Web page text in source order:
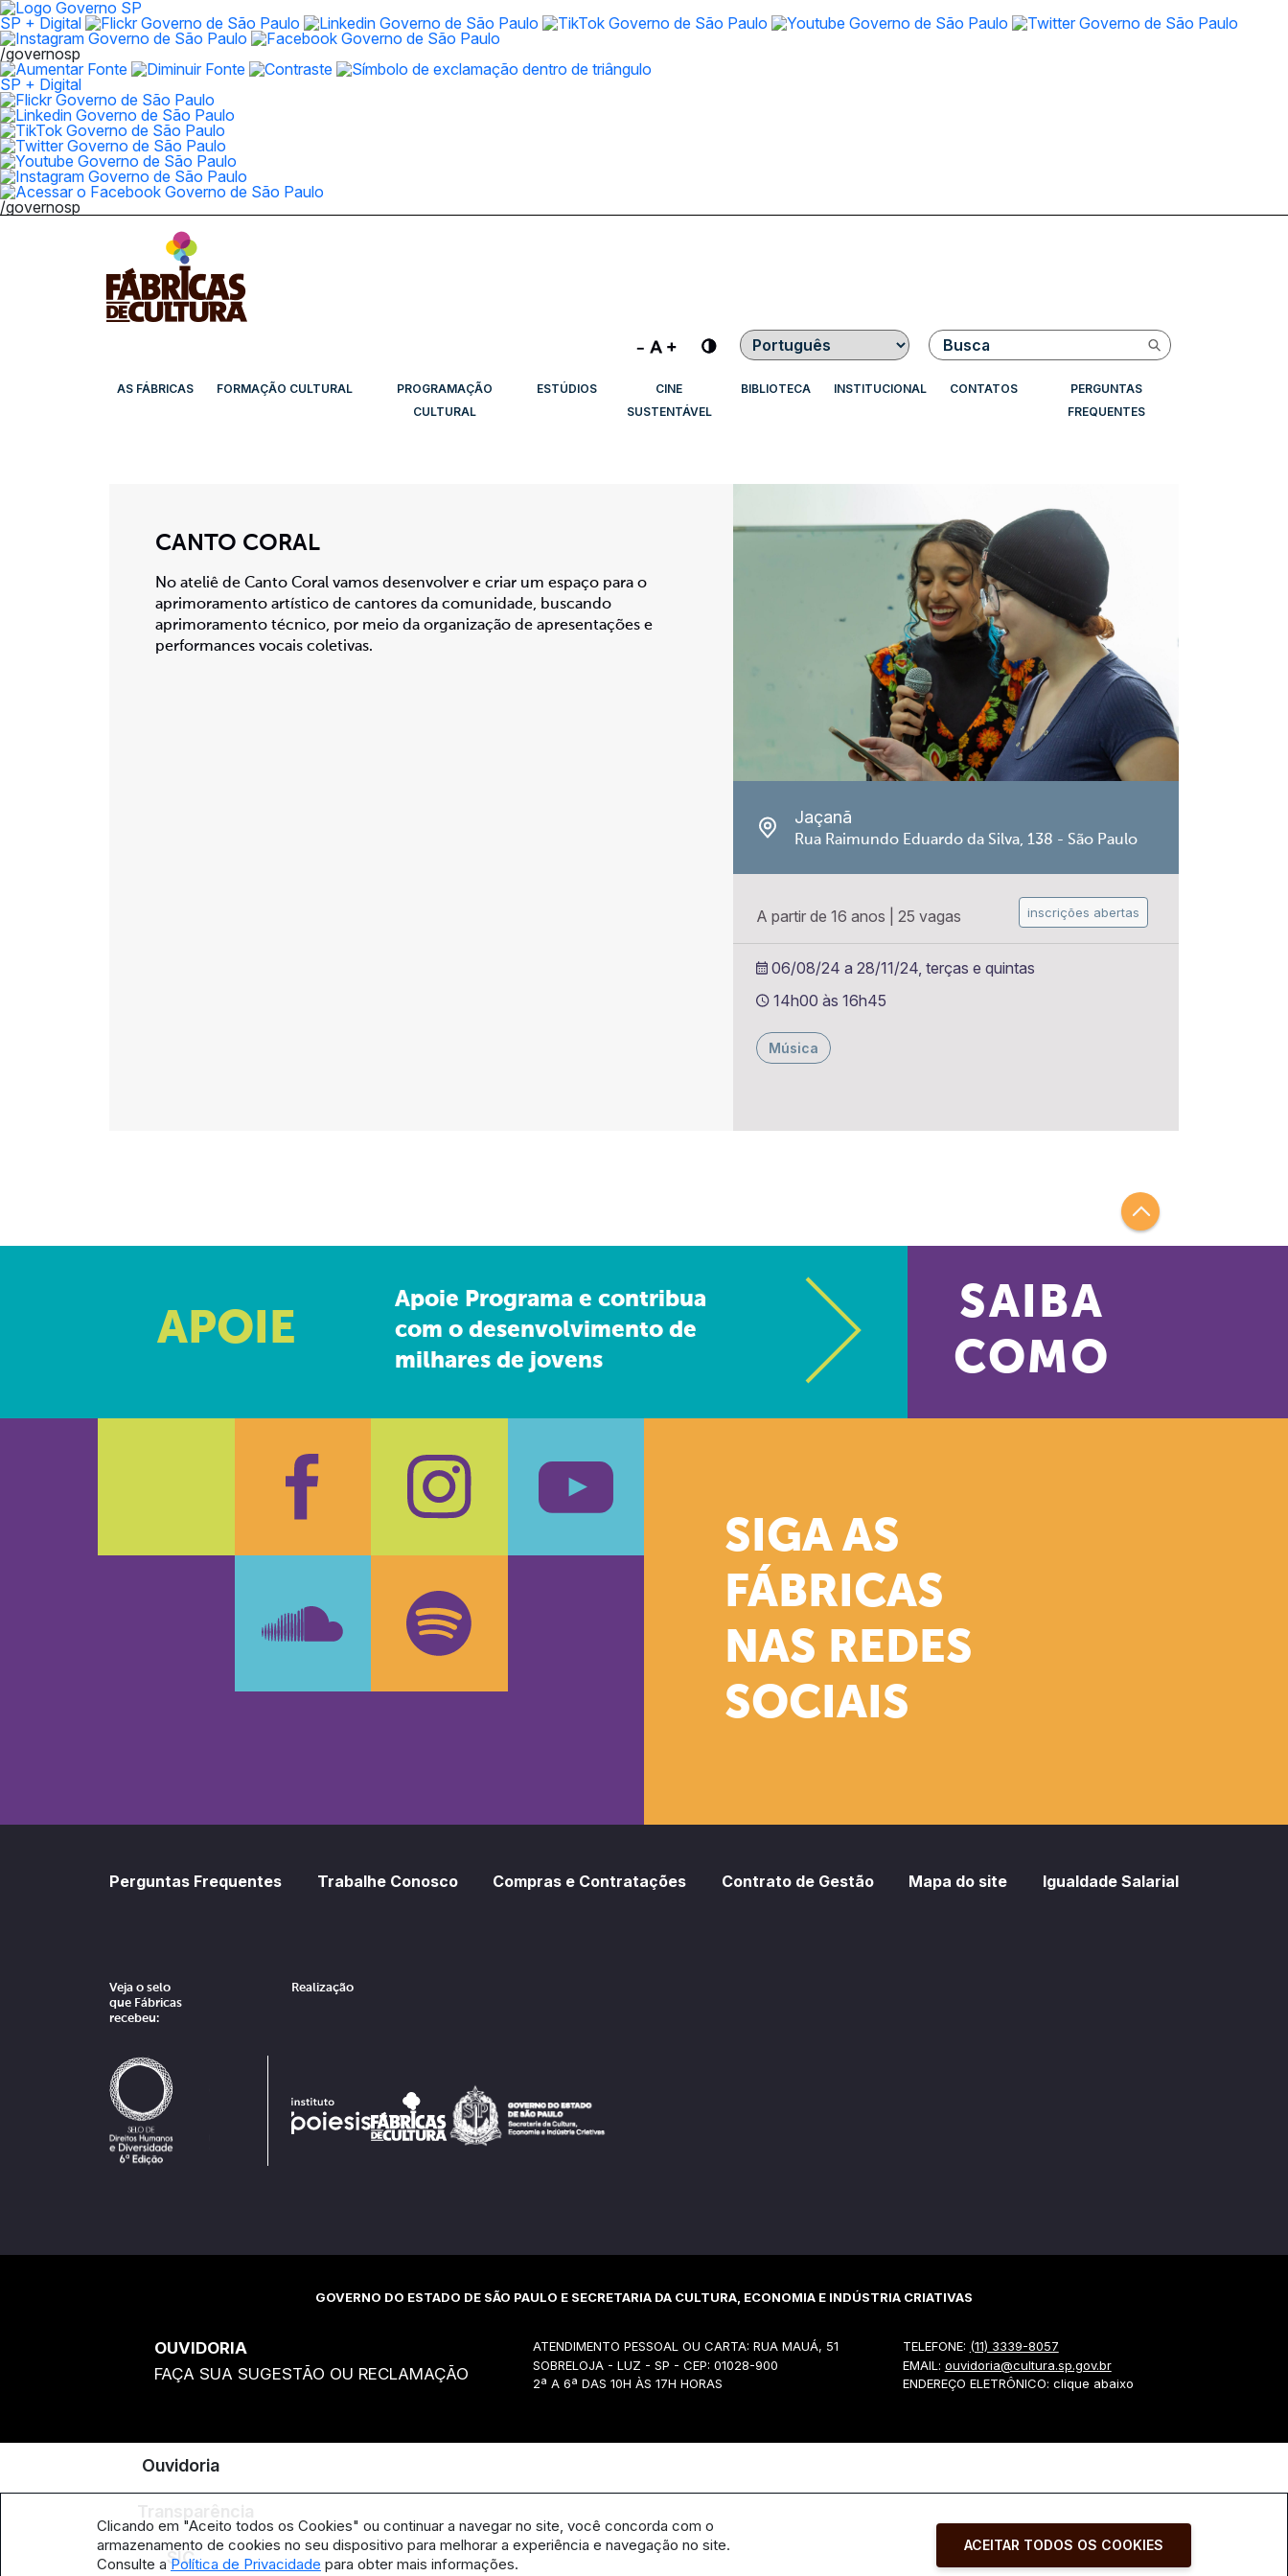
SP + Digital
/governosp
SP + Digital
/governosp
Contraste Buscar
AS FÁBRICAS FORMAÇÃO CULTURAL
PROGRAMAÇÃO
CULTURAL
ESTÚDIOS
CINE
SUSTENTÁVEL
BIBLIOTECA INSTITUCIONAL CONTATOS
PERGUNTAS
FREQUENTES
CANTO CORAL
No ateliê de Canto Coral vamos desenvolver e criar um espaço para o
aprimoramento artístico de cantores da comunidade, buscando
aprimoramento técnico, por meio da organização de apresentações e
performances vocais coletivas.
Jaçanã
Rua Raimundo Eduardo da Silva, 138 - São Paulo
A partir de 16 anos 25 vagas inscrições abertas
06/08/24 a 28/11/24, terças e quintas
14h00 às 16h45
Música
APOIE
Apoie Programa e contribua
com o desenvolvimento de
milhares de jovens
SAIBA
COMO
SIGA AS
FÁBRICAS
NAS REDES
SOCIAIS
FacebookInstagram
Perguntas Frequentes Trabalhe Conosco Compras e Contratações Contrato de Gestão Mapa do site Igualdade Salarial
Veja o selo
que Fábricas
recebeu:
Realização
GOVERNO DO ESTADO DE SÃO PAULO E SECRETARIA DA CULTURA, ECONOMIA E INDÚSTRIA CRIATIVAS
OUVIDORIA
FAÇA SUA SUGESTÃO OU RECLAMAÇÃO
ATENDIMENTO PESSOAL OU CARTA: RUA MAUÁ, 51
SOBRELOJA - LUZ - SP - CEP: 01028-900
2ª A 6ª DAS 10H ÀS 17H HORAS
TELEFONE: (11) 3339-8057
EMAIL: ouvidoria@cultura.sp.gov.br
ENDEREÇO ELETRÔNICO: clique abaixo
Ouvidoria
SIC
Clicando em "Aceito todos os Cookies" ou continuar a navegar no site, você concorda com o
armazenamento de cookies no seu dispositivo para melhorar a experiência e navegação no site.
Consulte a Política de Privacidade para obter mais informações.
ACEITAR TODOS OS COOKIES